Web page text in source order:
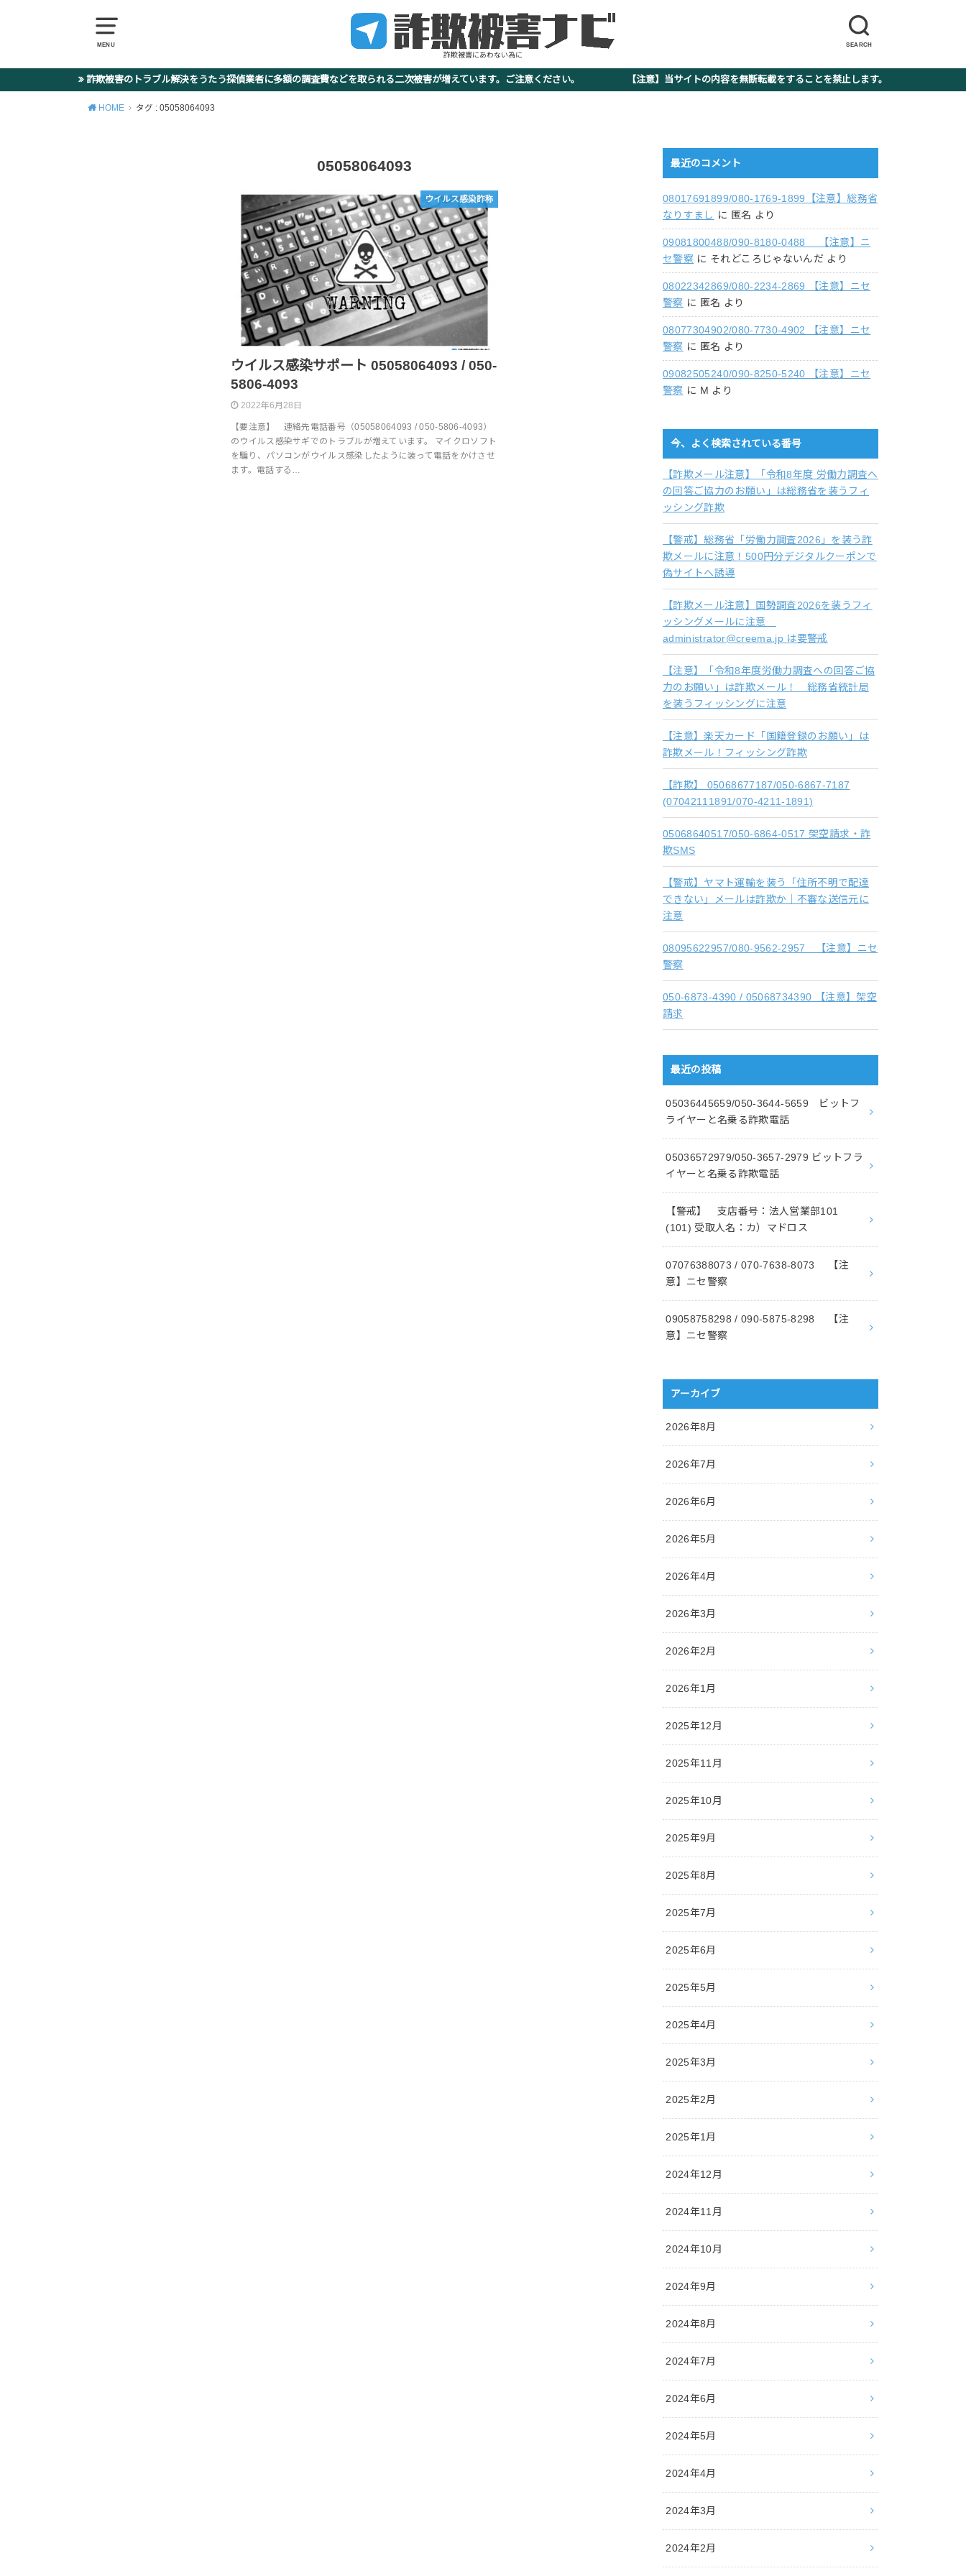
MENU SEARCH
詐欺被害にあわない為に
詐欺被害のトラブル解決をうたう探偵業者に多額の調査費などを取られる二次被害が増えています。ご注意ください。 【注意】当サイトの内容を無断転載をすることを禁止します。
HOME タグ : 05058064093
05058064093
ウイルス感染詐称
ウイルス感染サポート 05058064093 / 050-
5806-4093
2022年6月28日
【要注意】 連絡先電話番号（05058064093 / 050-5806-4093）
のウイルス感染サギでのトラブルが増えています。 マイクロソフト
を騙り、パソコンがウイルス感染したように装って電話をかけさせ
ます。電話する…
最近のコメント
08017691899/080-1769-1899【注意】総務省
なりすまし に 匿名 より
09081800488/090-8180-0488 【注意】ニ
セ警察 に それどころじゃないんだ より
08022342869/080-2234-2869 【注意】ニセ
警察 に 匿名 より
08077304902/080-7730-4902 【注意】ニセ
警察 に 匿名 より
09082505240/090-8250-5240 【注意】ニセ
警察 に M より
今、よく検索されている番号
【詐欺メール注意】「令和8年度 労働力調査へ
の回答ご協力のお願い」は総務省を装うフィ
ッシング詐欺
【警戒】総務省「労働力調査2026」を装う詐
欺メールに注意！500円分デジタルクーポンで
偽サイトへ誘導
【詐欺メール注意】国勢調査2026を装うフィ
ッシングメールに注意
administrator@creema.jp は要警戒
【注意】「令和8年度労働力調査への回答ご協
力のお願い」は詐欺メール！ 総務省統計局
を装うフィッシングに注意
【注意】楽天カード「国籍登録のお願い」は
詐欺メール！フィッシング詐欺
【詐欺】 05068677187/050-6867-7187
(07042111891/070-4211-1891)
05068640517/050-6864-0517 架空請求・詐
欺SMS
【警戒】ヤマト運輸を装う「住所不明で配達
できない」メールは詐欺か｜不審な送信元に
注意
08095622957/080-9562-2957 【注意】ニセ
警察
050-6873-4390 / 05068734390 【注意】架空
請求
最近の投稿
05036445659/050-3644-5659 ビットフ
ライヤーと名乗る詐欺電話
05036572979/050-3657-2979 ビットフラ
イヤーと名乗る詐欺電話
【警戒】 支店番号：法人営業部101
(101) 受取人名：カ）マドロス
07076388073 / 070-7638-8073 【注
意】ニセ警察
09058758298 / 090-5875-8298 【注
意】ニセ警察
アーカイブ
2026年8月
2026年7月
2026年6月
2026年5月
2026年4月
2026年3月
2026年2月
2026年1月
2025年12月
2025年11月
2025年10月
2025年9月
2025年8月
2025年7月
2025年6月
2025年5月
2025年4月
2025年3月
2025年2月
2025年1月
2024年12月
2024年11月
2024年10月
2024年9月
2024年8月
2024年7月
2024年6月
2024年5月
2024年4月
2024年3月
2024年2月